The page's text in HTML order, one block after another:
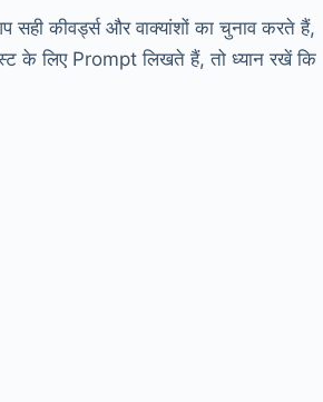
कीवर्ड्स और वाक्यांशों का चुनाव करते हैं,
के लिए Prompt लिखते हैं, तो ध्यान रखें कि